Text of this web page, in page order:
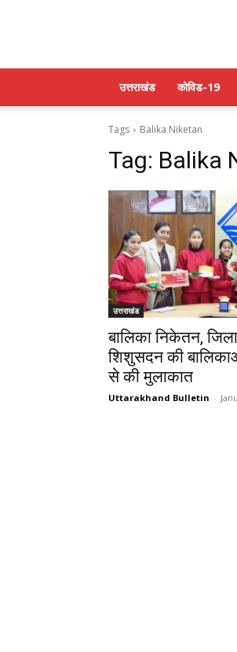
उत्तराखंड कोविड-19
Tags Balika Niketan
Tag: Balika
उत्तराखंड
बालिका निकेतन,
शिशुसदन की
से की मुलाकात
Uttarakhand Bulletin -